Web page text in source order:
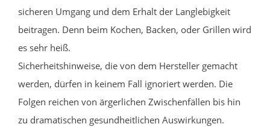
sicheren Umgang und dem Erhalt der Langlebigkeit
beitragen. Denn beim Kochen, Backen, oder Grillen wird
es sehr heiß.
Sicherheitshinweise, die von dem Hersteller gemacht
werden, dürfen in keinem Fall ignoriert werden. Die
Folgen reichen von ärgerlichen Zwischenfällen bis hin
zu dramatischen gesundheitlichen Auswirkungen.